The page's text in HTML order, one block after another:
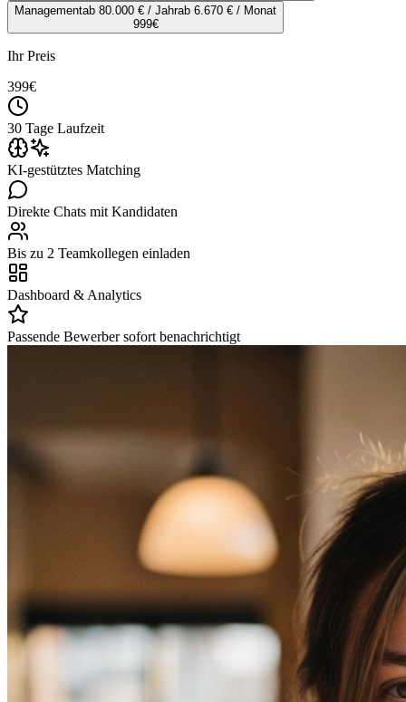
Managementab 80.000 € / Jahrab 6.670 € / Monat
999€
Ihr Preis
399€
30 Tage Laufzeit
KI-gestütztes Matching
Direkte Chats mit Kandidaten
Bis zu 2 Teamkollegen einladen
Dashboard & Analytics
Passende Bewerber sofort benachrichtigt